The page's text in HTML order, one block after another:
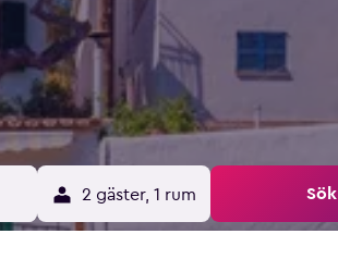
2 gäster, 1 rum Sök